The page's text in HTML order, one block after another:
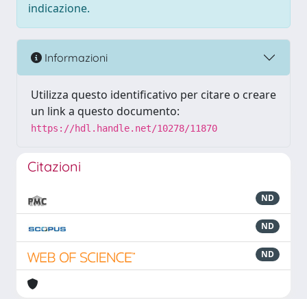
indicazione.
Informazioni
Utilizza questo identificativo per citare o creare
un link a questo documento:
https://hdl.handle.net/10278/11870
Citazioni
ND
ND
ND